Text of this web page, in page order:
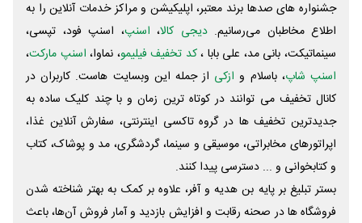
جشنواره های صدها برند معتبر، اپلیکیشن و مراکز خدمات آنلاین را به
اطلاع مخاطبان می‌رسانیم. دیجی کالا، اسنپ، اسنپ فود، تپسی،
سینماتیکت، بانی مد، علی‌ بابا ،کد تخفیف فیلیمو، نماوا، اسنپ مارکت،
اسنپ شاپ، باسلام و ازکی از جمله این وبسایت ‌هاست. کاربران در
کانال تخفیف می توانند در کوتاه ترین زمان و با چند کلیک ساده به
جدیدترین تخفیف ها در گروه تاکسی اینترنتی، سفارش آنلاین غذا،
اپراتورهای مخابراتی، موسیقی و سینما، گردشگری، مد و پوشاک، کتاب
و کتابخوانی و ... دسترسی پیدا کنند.
بستر تبلیغ بر پایه بن هدیه و آفر، علاوه بر کمک به بهتر شناخته شدن
فروشگاه ها در صحنه رقابت و افزایش بازدید و آمار فروش آن‌ها، باعث